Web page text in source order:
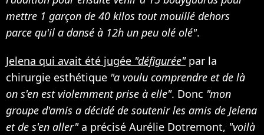
mettre 1 garçon de 40 kilos tout mouillé dehors
parce qu'il a dansé à 12h un peu olé olé".
Jelena qui avait été jugée "défigurée"par la
chirurgie esthétique "a voulu comprendre et de là
on s'en est violemment prise à elle". Donc "mon
groupe d'amis a décidé de soutenir les amis de Jelena
et de s'en aller"a précisé Aurélie Dotremont, "voilà